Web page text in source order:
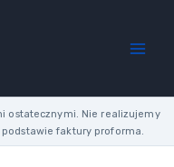
ostatecznymi. Nie realizujemy
faktury proforma.